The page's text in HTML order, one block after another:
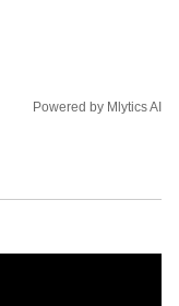
Powered by Mlytics AI